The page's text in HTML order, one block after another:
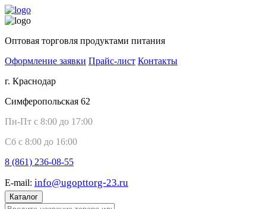
Оптовая торговля продуктами питания
Оформление заявки Прайс-лист Контакты
г. Краснодар
Симферопольская 62
Пн-Пт с 8:00 до 17:00
Сб с 8:00 до 16:00
8 (861) 236-08-55
E-mail: info@ugopttorg-23.ru
Каталог